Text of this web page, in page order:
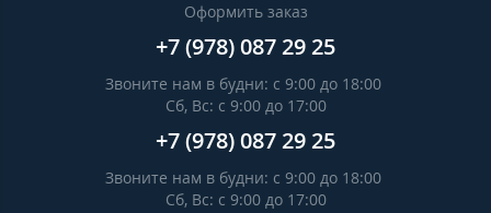
Оформить заказ
+7 (978) 087 29 25
Звоните нам в будни: c 9:00 до 18:00
Сб, Вс: c 9:00 до 17:00
+7 (978) 087 29 25
Звоните нам в будни: c 9:00 до 18:00
Сб, Вс: c 9:00 до 17:00